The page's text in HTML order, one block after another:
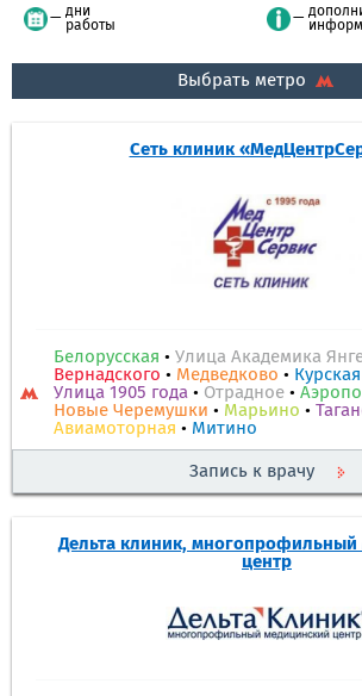
дни
работы
Выбрать метро
Сеть клиник
Белорусская • Улица Академика
Вернадского • Медведково • Курская
Улица 1905 года • Отрадное •
Новые Черемушки • Марьино •
Авиамоторная • Митино
Запись к врачу
Дельта клиник, многопрофильный
центр